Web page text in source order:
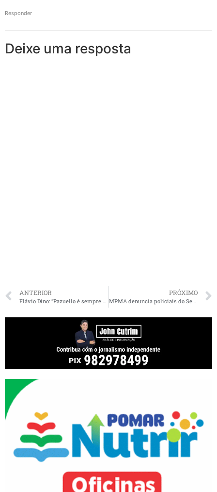
Responder
Deixe uma resposta
ANTERIOR
Flávio Dino: “Pazuello é sempre educado, nos escuta. Fica tensa quando o Bolsonaro participa”
PRÓXIMO
MPMA denuncia policiais do Serviço Velado da PM por cinco crimes